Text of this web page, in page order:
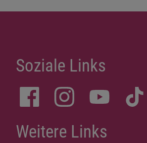
Soziale Links
Weitere Links